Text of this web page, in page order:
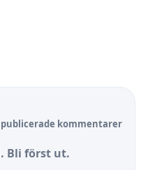
publicerade kommentarer
Bli först ut.